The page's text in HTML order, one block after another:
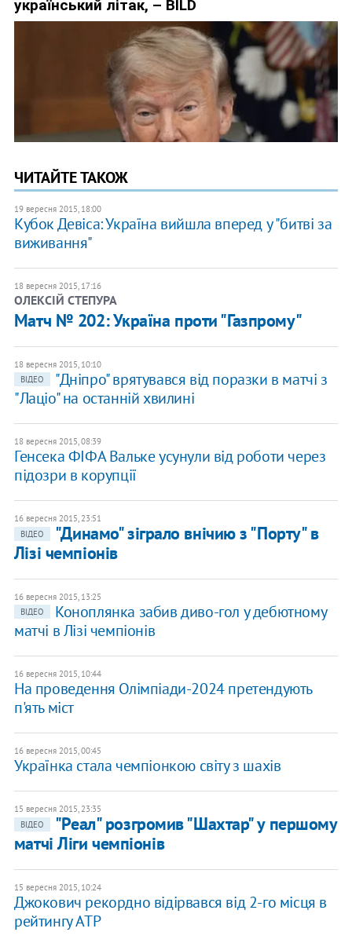
ЧИТАЙТЕ ТАКОЖ
19 вересня 2015, 18:00
Кубок Девіса: Україна вийшла вперед у "битві за
виживання"
18 вересня 2015, 17:16
ОЛЕКСІЙ СТЕПУРА
Матч № 202: Україна проти "Газпрому"
18 вересня 2015, 10:10
ВІДЕО
"Дніпро" врятувався від поразки в матчі з
"Лаціо" на останній хвилині
18 вересня 2015, 08:39
Генсека ФІФА Вальке усунули від роботи через
підозри в корупції
16 вересня 2015, 23:51
ВІДЕО
"Динамо" зіграло внічию з "Порту" в
Лізі чемпіонів
16 вересня 2015, 13:25
ВІДЕО
Коноплянка забив диво-гол у дебютному
матчі в Лізі чемпіонів
16 вересня 2015, 10:44
На проведення Олімпіади-2024 претендують
п'ять міст
16 вересня 2015, 00:45
Українка стала чемпіонкою світу з шахів
15 вересня 2015, 23:35
ВІДЕО
"Реал" розгромив "Шахтар" у першому
матчі Ліги чемпіонів
15 вересня 2015, 10:24
Джокович рекордно відірвався від 2-го місця в
рейтингу ATP